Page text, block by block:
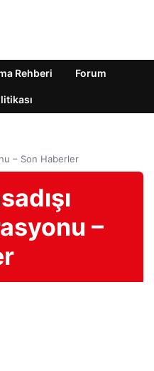
Rehberi Forum
– Son Haberler
–